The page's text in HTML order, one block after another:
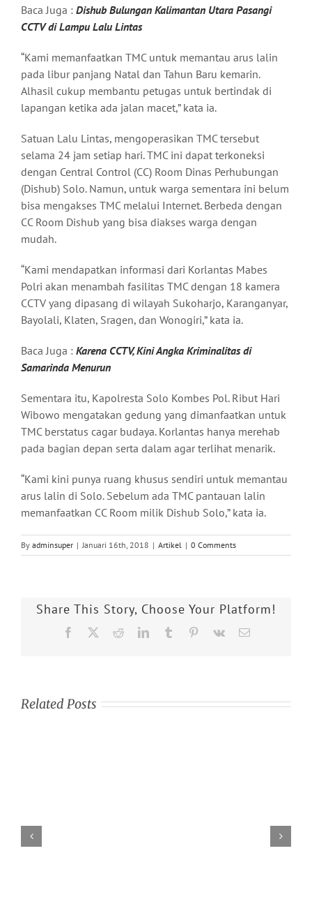
Baca Juga : Dishub Bulungan Kalimantan Utara Pasangi
CCTV di Lampu Lalu Lintas
“Kami memanfaatkan TMC untuk memantau arus lalin
pada libur panjang Natal dan Tahun Baru kemarin.
Alhasil cukup membantu petugas untuk bertindak di
lapangan ketika ada jalan macet,” kata ia.
Satuan Lalu Lintas, mengoperasikan TMC tersebut
selama 24 jam setiap hari. TMC ini dapat terkoneksi
dengan Central Control (CC) Room Dinas Perhubungan
(Dishub) Solo. Namun, untuk warga sementara ini belum
bisa mengakses TMC melalui Internet. Berbeda dengan
CC Room Dishub yang bisa diakses warga dengan
mudah.
“Kami mendapatkan informasi dari Korlantas Mabes
Polri akan menambah fasilitas TMC dengan 18 kamera
CCTV yang dipasang di wilayah Sukoharjo, Karanganyar,
Bayolali, Klaten, Sragen, dan Wonogiri,” kata ia.
Baca Juga : Karena CCTV, Kini Angka Kriminalitas di
Samarinda Menurun
Sementara itu, Kapolresta Solo Kombes Pol. Ribut Hari
Wibowo mengatakan gedung yang dimanfaatkan untuk
TMC berstatus cagar budaya. Korlantas hanya merehab
pada bagian depan serta dalam agar terlihat menarik.
“Kami kini punya ruang khusus sendiri untuk memantau
arus lalin di Solo. Sebelum ada TMC pantauan lalin
memanfaatkan CC Room milik Dishub Solo,” kata ia.
By adminsuper | Januari 16th, 2018 | Artikel | 0 Comments
Share This Story, Choose Your Platform!
Facebook RedditLinkedInTumblr Pinterest
Vk Email
Related Posts